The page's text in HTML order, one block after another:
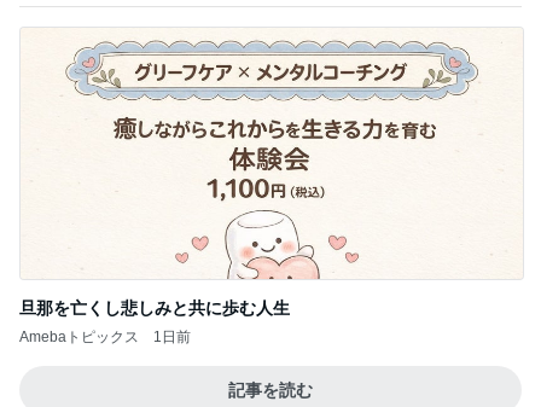
旦那を亡くし悲しみと共に歩む人生
記事を読む
Amebaトピックス 1日前